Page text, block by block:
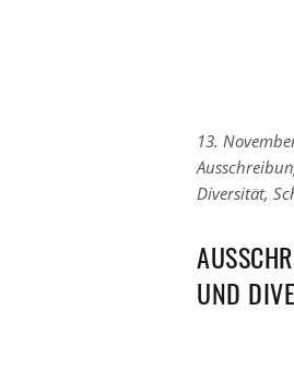
13.
Links
zu
Kategorien
Links
den
Tags
Diversität,
UND